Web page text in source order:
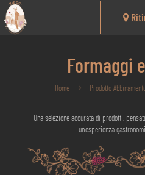
Formaggi
Home Prodotto
Una selezione accurata di prodotti,
un'esperienza